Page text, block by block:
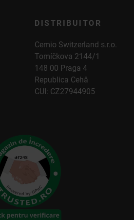
DISTRIBUITOR
Cemio Switzerland s.r.o.
Tomíčkova 2144/1
148 00 Praga 4
Republica Cehă
CUI: CZ27944905